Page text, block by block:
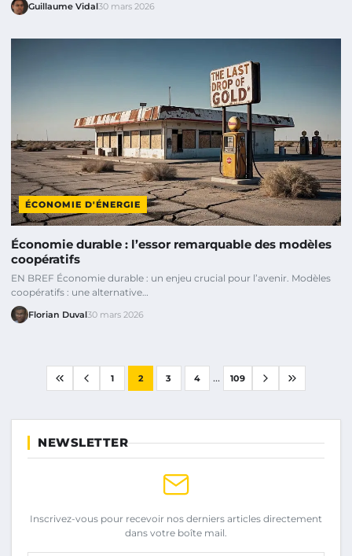
Guillaume Vidal30 mars 2026
ÉCONOMIE D'ÉNERGIE
Économie durable : l’essor remarquable des modèles
coopératifs
EN BREF Économie durable : un enjeu crucial pour l’avenir. Modèles
coopératifs : une alternative…
Florian Duval30 mars 2026
1 2 3 4 ... 109
NEWSLETTER
Inscrivez-vous pour recevoir nos derniers articles directement
dans votre boîte mail.